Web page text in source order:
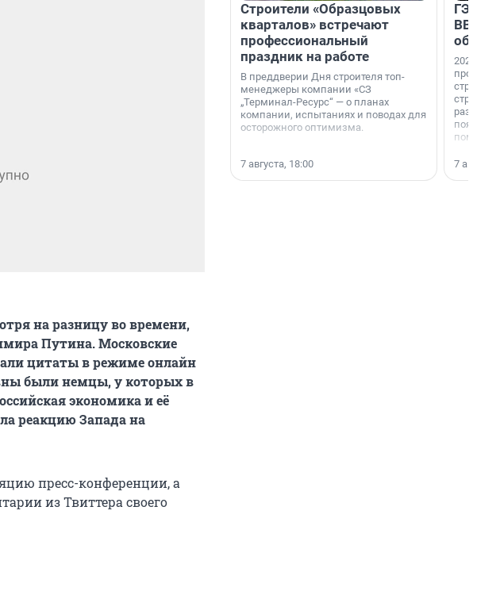
на разницу во времени,
Путина. Московские
цитаты в режиме онлайн
были немцы, у которых в
экономика и её
реакцию Запада на
пресс-конференции, а
из Твиттера своего
Строители «Образцовых
кварталов» встречают
профессиональный
праздник на работе
В преддверии Дня строителя топ-
менеджеры компании «СЗ
„Терминал-Ресурс“ — о планах
компании, испытаниях и поводах для
осторожного оптимизма.
7 августа, 18:00
ГЭС,
ВВП: в
об
2026-й —
раз. В
7